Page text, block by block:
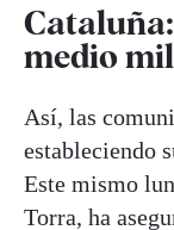
medio
Así, las
estableciendo
Este mismo
Torra, ha